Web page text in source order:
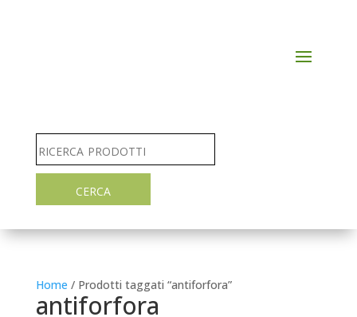
Home / Prodotti taggati “antiforfora”
antiforfora